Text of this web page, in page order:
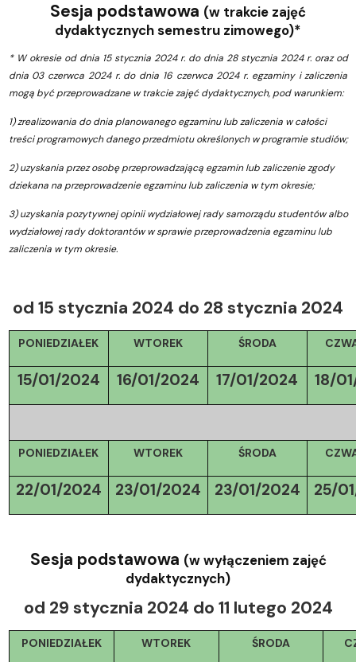
Sesja podstawowa (w trakcie zajęć
dydaktycznych semestru zimowego)*
* W okresie od dnia 15 stycznia 2024 r. do dnia 28 stycznia 2024 r. oraz od
dnia 03 czerwca 2024 r. do dnia 16 czerwca 2024 r. egzaminy i zaliczenia
mogą być przeprowadzane w trakcie zajęć dydaktycznych, pod warunkiem:
1) zrealizowania do dnia planowanego egzaminu lub zaliczenia w całości
treści programowych danego przedmiotu określonych w programie studiów;
2) uzyskania przez osobę przeprowadzającą egzamin lub zaliczenie zgody
dziekana na przeprowadzenie egzaminu lub zaliczenia w tym okresie;
3) uzyskania pozytywnej opinii wydziałowej rady samorządu studentów albo
wydziałowej rady doktorantów w sprawie przeprowadzenia egzaminu lub
zaliczenia w tym okresie.
od 15 stycznia 2024 do 28 stycznia 2024
PONIEDZIAŁEK WTOREK ŚRODA
15/01/2024 16/01/2024 17/01/2024 18/
PONIEDZIAŁEK WTOREK ŚRODA
22/01/2024 23/01/2024 23/01/2024 25/
Sesja podstawowa (w wyłączeniem zajęć
dydaktycznych)
od 29 stycznia 2024 do 11 lutego 2024
PONIEDZIAŁEK WTOREK ŚRODA